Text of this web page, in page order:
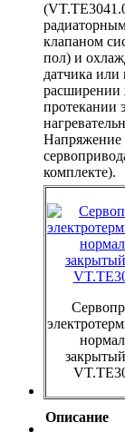
клапаном
пол) и
датчика или
расширении
протекании
Напряжение
комплекте).
Описание